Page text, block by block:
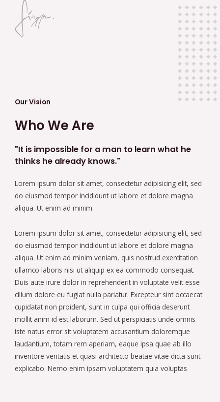
Our Vision
Who We Are
"It is impossible for a man to learn what he
thinks he already knows."
Lorem ipsum dolor sit amet, consectetur adipisicing elit, sed
do eiusmod tempor incididunt ut labore et dolore magna
aliqua. Ut enim ad minim.
Lorem ipsum dolor sit amet, consectetur adipisicing elit, sed
do eiusmod tempor incididunt ut labore et dolore magna
aliqua. Ut enim ad minim veniam, quis nostrud exercitation
ullamco laboris nisi ut aliquip ex ea commodo consequat.
Duis aute irure dolor in reprehenderit in voluptate velit esse
cillum dolore eu fugiat nulla pariatur. Excepteur sint occaecat
cupidatat non proident, sunt in culpa qui officia deserunt
mollit anim id est laborum. Sed ut perspiciatis unde omnis
iste natus error sit voluptatem accusantium doloremque
laudantium, totam rem aperiam, eaque ipsa quae ab illo
inventore veritatis et quasi architecto beatae vitae dicta sunt
explicabo. Nemo enim ipsam voluptatem quia voluptas